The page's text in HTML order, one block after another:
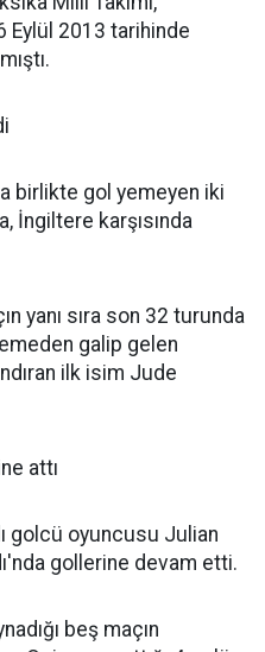
Eylül 2013 tarihinde
birlikte gol yemeyen iki
İngiltere karşısında
yanı sıra son 32 turunda
galip gelen
ilk isim Jude
attı
golcü oyuncusu Julian
gollerine devam etti.
beş maçın